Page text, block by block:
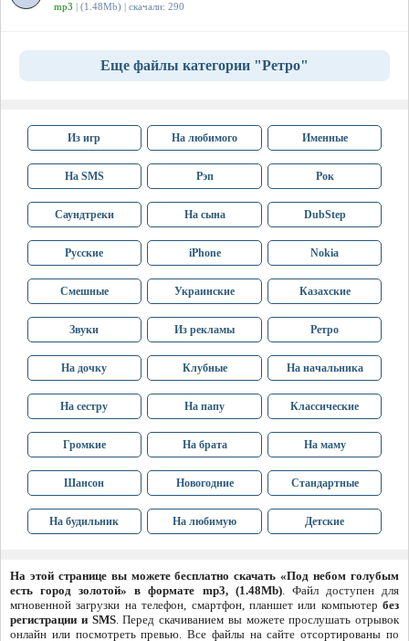
mp3 | (1.48Mb) | скачали: 290
Еще файлы категории "Ретро"
Из игр На любимого Именные
На SMS Рэп Рок
Саундтреки На сына DubStep
Русские iPhone Nokia
Смешные Украинские Казахские
Звуки Из рекламы Ретро
На дочку Клубные На начальника
На сестру На папу Классические
Громкие На брата На маму
Шансон Новогодние Стандартные
На будильник На любимую Детские
На этой странице вы можете бесплатно скачать «Под небом голубым
есть город золотой» в формате mp3, (1.48Mb). Файл доступен для
мгновенной загрузки на телефон, смартфон, планшет или компьютер без
регистрации и SMS. Перед скачиванием вы можете прослушать отрывок
онлайн или посмотреть превью. Все файлы на сайте отсортированы по